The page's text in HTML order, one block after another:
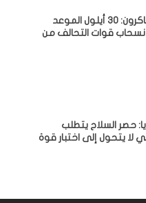
الزيدي لماكرون: 30 أيلول الموعد
قوات التحالف من
حصر السلاح يتطلب
لا يتحول إلى اختبار قوة